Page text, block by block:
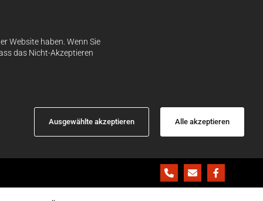
Website haben. Wenn Sie
das Nicht-Akzeptieren
Ausgewählte akzeptieren Alle akzeptieren